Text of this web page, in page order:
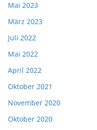
Mai 2023
März 2023
Juli 2022
Mai 2022
April 2022
Oktober 2021
November 2020
Oktober 2020